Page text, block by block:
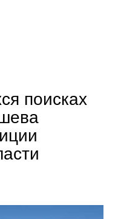
поисках